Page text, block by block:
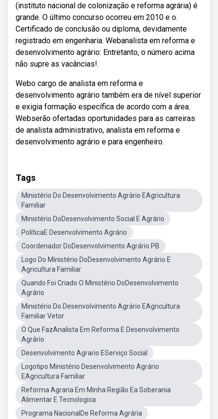
(instituto nacional de colonização e reforma agrária) é
grande. O último concurso ocorreu em 2010 e o.
Certificado de conclusão ou diploma, devidamente
registrado em engenharia. Webanalista em reforma e
desenvolvimento agrário: Entretanto, o número acima
não supre as vacâncias!.
Webo cargo de analista em reforma e
desenvolvimento agrário também era de nível superior
e exigia formação específica de acordo com a área.
Webserão ofertadas oportunidades para as carreiras
de analista administrativo, analista em reforma e
desenvolvimento agrário e para engenheiro.
Tags
Ministério Do Desenvolvimento Agrário EAgricultura
Familiar
Ministério DoDesenvolvimento Social E Agrário
PolíticaE Desenvolvimento Agrário
Coordenador DoDesenvolvimento Agrário PB
Logo Do Ministério DoDesenvolvimento Agrário E
Agricultura Familiar
Quando Foi Criado O Ministério DoDesenvolvimento
Agrário
Ministério Do Desenvolvimento Agrário EAgricultura
Familiar Vetor
O Que FazAnalista Em Reforma E Desenvolvimento
Agrário
Desenvolvimento Agrario EServiço Social
Logotipo Ministério Desenvolvimento Agrário
EAgricultura Familiar
Reforma Agraria Em Minha Região Ea Soberania
Alimentar E Tecnologica
Programa NacionalDe Reforma Agrária